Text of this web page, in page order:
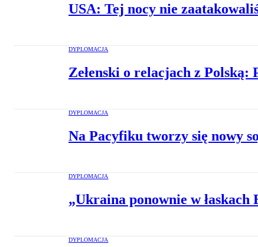
USA: Tej nocy nie
DYPLOMACJA
Zełenski o relacjach z
DYPLOMACJA
Na Pacyfiku tworzy się nowy
DYPLOMACJA
„Ukraina ponownie w łaskach
DYPLOMACJA